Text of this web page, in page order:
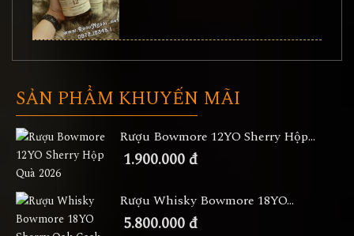
SẢN PHẨM KHUYẾN MÃI
Rượu Bowmore 12YO Sherry Hộp...
1.900.000 đ
Rượu Whisky Bowmore 18YO...
5.800.000 đ